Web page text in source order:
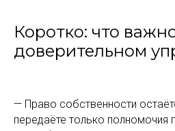
Коротко: что
доверительном
— Право собственности
передаёте только полномочия